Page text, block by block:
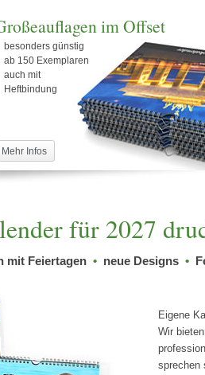
im Offset
besonders günstig
ab 150 Exemplaren
auch mit
Heftbindung
Mehr Infos
für 2027
mit Feiertagen • neue Designs •
Eigene
Wir
sprechen